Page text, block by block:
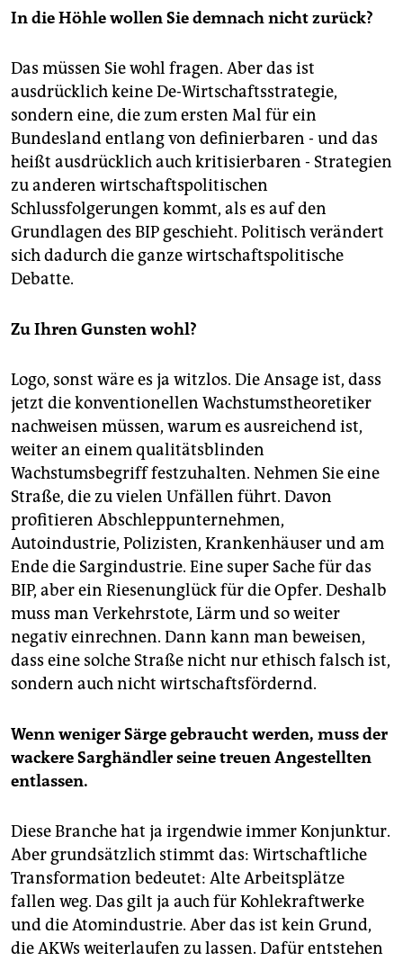
In die Höhle wollen Sie demnach nicht zurück?
Das müssen Sie wohl fragen. Aber das ist
ausdrücklich keine De-Wirtschaftsstrategie,
sondern eine, die zum ersten Mal für ein
Bundesland entlang von definierbaren - und das
heißt ausdrücklich auch kritisierbaren - Strategien
zu anderen wirtschaftspolitischen
Schlussfolgerungen kommt, als es auf den
Grundlagen des BIP geschieht. Politisch verändert
sich dadurch die ganze wirtschaftspolitische
Debatte.
Zu Ihren Gunsten wohl?
Logo, sonst wäre es ja witzlos. Die Ansage ist, dass
jetzt die konventionellen Wachstumstheoretiker
nachweisen müssen, warum es ausreichend ist,
weiter an einem qualitätsblinden
Wachstumsbegriff festzuhalten. Nehmen Sie eine
Straße, die zu vielen Unfällen führt. Davon
profitieren Abschleppunternehmen,
Autoindustrie, Polizisten, Krankenhäuser und am
Ende die Sargindustrie. Eine super Sache für das
BIP, aber ein Riesenunglück für die Opfer. Deshalb
muss man Verkehrstote, Lärm und so weiter
negativ einrechnen. Dann kann man beweisen,
dass eine solche Straße nicht nur ethisch falsch ist,
sondern auch nicht wirtschaftsfördernd.
Wenn weniger Särge gebraucht werden, muss der
wackere Sarghändler seine treuen Angestellten
entlassen.
Diese Branche hat ja irgendwie immer Konjunktur.
Aber grundsätzlich stimmt das: Wirtschaftliche
Transformation bedeutet: Alte Arbeitsplätze
fallen weg. Das gilt ja auch für Kohlekraftwerke
und die Atomindustrie. Aber das ist kein Grund,
die AKWs weiterlaufen zu lassen. Dafür entstehen